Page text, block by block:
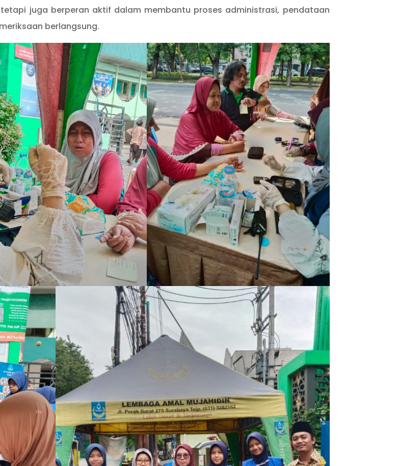
juga berperan aktif dalam membantu proses administrasi, pendataan
berlangsung.